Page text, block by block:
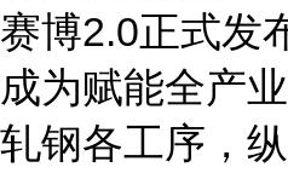
赛博2.0正式发
成为赋能全产
轧钢各工序，